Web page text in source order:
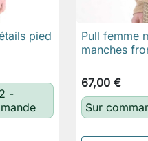
pied
-

Pull femme
manches
67,00 €
Sur